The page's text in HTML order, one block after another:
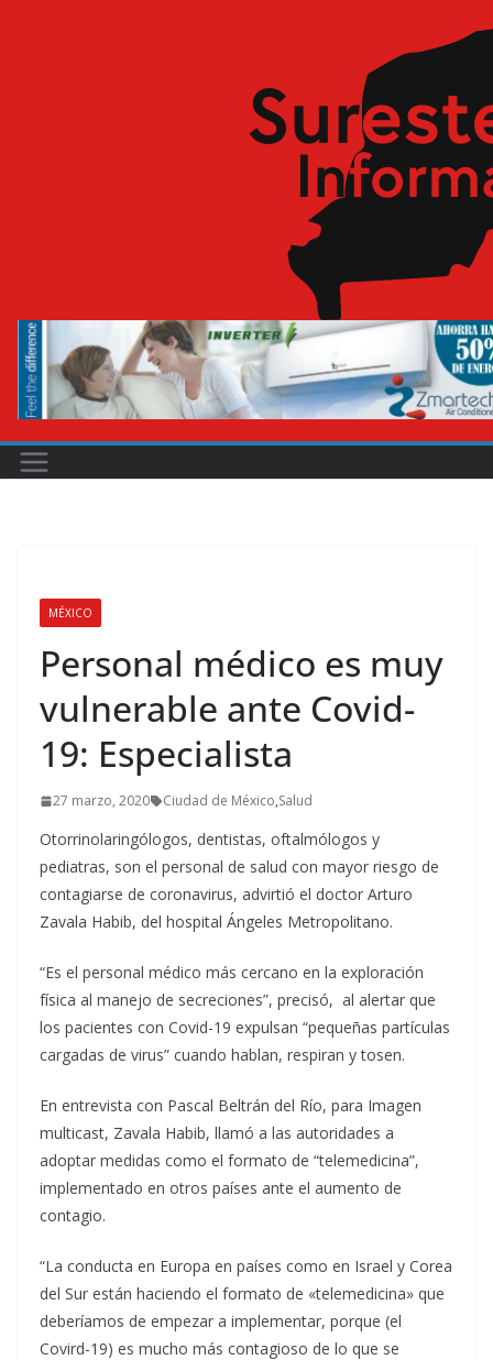
MÉXICO
Personal médico es muy
vulnerable ante Covid-
19: Especialista
27 marzo, 2020 Ciudad de México,Salud
Otorrinolaringólogos, dentistas, oftalmólogos y
pediatras, son el personal de salud con mayor riesgo de
contagiarse de coronavirus, advirtió el doctor Arturo
Zavala Habib, del hospital Ángeles Metropolitano.
“Es el personal médico más cercano en la exploración
física al manejo de secreciones”, precisó, al alertar que
los pacientes con Covid-19 expulsan “pequeñas partículas
cargadas de virus” cuando hablan, respiran y tosen.
En entrevista con Pascal Beltrán del Río, para Imagen
multicast, Zavala Habib, llamó a las autoridades a
adoptar medidas como el formato de “telemedicina”,
implementado en otros países ante el aumento de
contagio.
“La conducta en Europa en países como en Israel y Corea
del Sur están haciendo el formato de «telemedicina» que
deberíamos de empezar a implementar, porque (el
Covird-19) es mucho más contagioso de lo que se